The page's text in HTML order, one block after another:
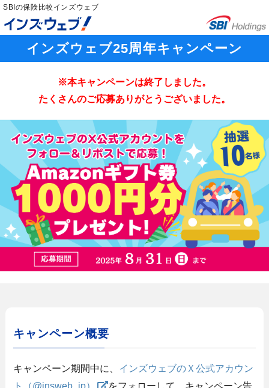
SBIの保険比較インズウェブ
インズウェブ25周年キャンペーン
※本キャンペーンは終了しました。
たくさんのご応募ありがとうございました。
キャンペーン概要
キャンペーン期間中に、 インズウェブのＸ公式アカウン
ト（@insweb_jp）
をフォローして、キャンペーン告